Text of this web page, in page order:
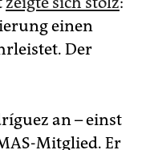
einen
Der
an – einst
Mitglied. Er